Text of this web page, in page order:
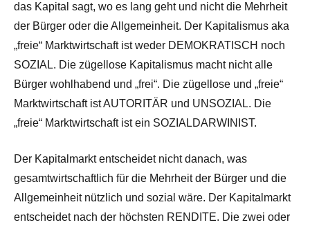
das Kapital sagt, wo es lang geht und nicht die Mehrheit
der Bürger oder die Allgemeinheit. Der Kapitalismus aka
„freie“ Marktwirtschaft ist weder DEMOKRATISCH noch
SOZIAL. Die zügellose Kapitalismus macht nicht alle
Bürger wohlhabend und „frei“. Die zügellose und „freie“
Marktwirtschaft ist AUTORITÄR und UNSOZIAL. Die
„freie“ Marktwirtschaft ist ein SOZIALDARWINIST.
Der Kapitalmarkt entscheidet nicht danach, was
gesamtwirtschaftlich für die Mehrheit der Bürger und die
Allgemeinheit nützlich und sozial wäre. Der Kapitalmarkt
entscheidet nach der höchsten RENDITE. Die zwei oder